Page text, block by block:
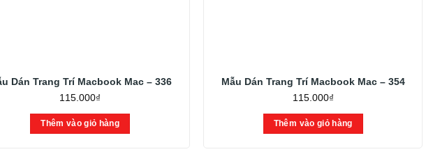
Dán Trang Trí Macbook Mac – 336
115.000₫
Thêm vào giỏ hàng
Mẫu Dán Trang Trí Macbook Mac – 354
115.000₫
Thêm vào giỏ hàng